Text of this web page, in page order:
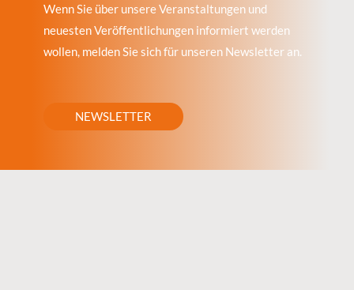
Wenn Sie über unsere Veranstaltungen und
neuesten Veröffentlichungen informiert werden
wollen, melden Sie sich für unseren Newsletter an.
NEWSLETTER